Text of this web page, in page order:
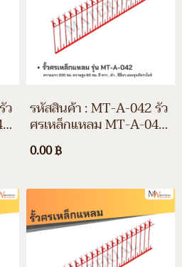
ว รหัสสินค้า : MT-A-042 รั้ว
ศรเหล็กแหลม MT-A-042
ความยาว 200 ซม. ความสูง
60 ซม. สีขาว สีดำ สีอื่นๆ
0.00 ฿